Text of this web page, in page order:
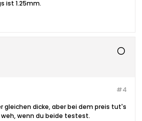
ist 1.25mm.
#4
gleichen dicke, aber bei dem preis tut's
wenn du beide testest.